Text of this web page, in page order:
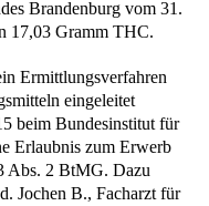
Brandenburg vom 31.
17,03 Gramm THC.
Ermittlungsverfahren
eingeleitet
beim Bundesinstitut für
Erlaubnis zum Erwerb
Abs. 2 BtMG. Dazu
Jochen B., Facharzt für